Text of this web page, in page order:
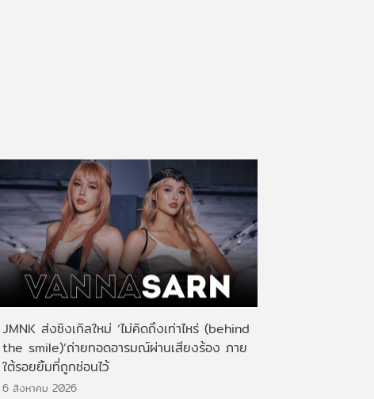
JMNK ส่งซิงเกิลใหม่ ‘ไม่คิดถึงเท่าไหร่ (behind
the smile)’ถ่ายทอดอารมณ์ผ่านเสียงร้อง ภาย
ใต้รอยยิ้มที่ถูกซ่อนไว้
6 สิงหาคม 2026